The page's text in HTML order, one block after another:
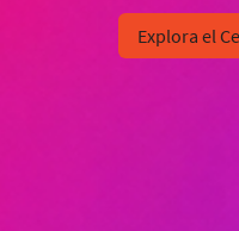
Explora el